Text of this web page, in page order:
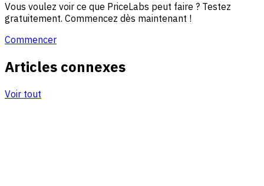
Vous voulez voir ce que PriceLabs peut faire ? Testez
gratuitement. Commencez dès maintenant !
Commencer
Articles connexes
Voir tout